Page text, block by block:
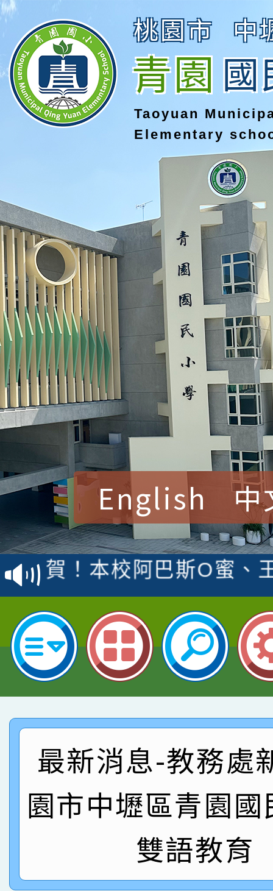
桃園市 中
青園國
Taoyuan
Elementary
English 中
賀！本校參加桃園市中
賽 洪綺君教師榮獲社
名
賀！本校阿巴斯O蜜、
倩參加桃園市科展 國
名 指導老師王老師、
賀！本校四年二班張O
園市英語競賽國小朗讀
指導老師林老師
賀！本校參加桃園市中
賽 劉文瑛教師榮獲教
臺灣台語-第二名
賀！本校參與2026世
市賽榮獲科學小創客佳
創客第三名。
賀！本校參加桃園市中
名
倩參加桃園市科展 國
名 指導老師王老師、
賀！本校四年二班張O
園市英語競賽國小朗讀
指導老師林老師
賀！本校參加桃園市中
賽 劉文瑛教師榮獲教
臺灣台語-第二名
賀！本校參與2026世
市賽榮獲科學小創客佳
最新消息-教務處
園市中壢區青園
雙語教育